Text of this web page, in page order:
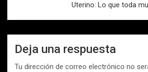
Uterino: Lo que toda
Deja una respuesta
Tu dirección de correo electrónico no